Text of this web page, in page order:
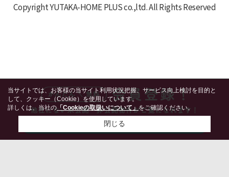
Copyright YUTAKA-HOME PLUS co.,ltd. All Rights Reserved
当サイトでは、お客様の当サイト利用状況把握、サービス向上検討を目的と
して、クッキー（Cookie）を使用しています。
詳しくは、当社の「Cookieの取扱いについて」をご確認ください。
閉じる